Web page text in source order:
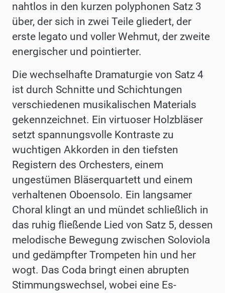
nahtlos in den kurzen polyphonen Satz 3
über, der sich in zwei Teile gliedert, der
erste legato und voller Wehmut, der zweite
energischer und pointierter.
Die wechselhafte Dramaturgie von Satz 4
ist durch Schnitte und Schichtungen
verschiedenen musikalischen Materials
gekennzeichnet. Ein virtuoser Holzbläser
setzt spannungsvolle Kontraste zu
wuchtigen Akkorden in den tiefsten
Registern des Orchesters, einem
ungestümen Bläserquartett und einem
verhaltenen Oboensolo. Ein langsamer
Choral klingt an und mündet schließlich in
das ruhig fließende Lied von Satz 5, dessen
melodische Bewegung zwischen Soloviola
und gedämpfter Trompeten hin und her
wogt. Das Coda bringt einen abrupten
Stimmungswechsel, wobei eine Es-